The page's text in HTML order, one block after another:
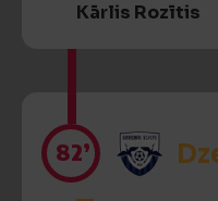
Kārlis Rozītis
82’